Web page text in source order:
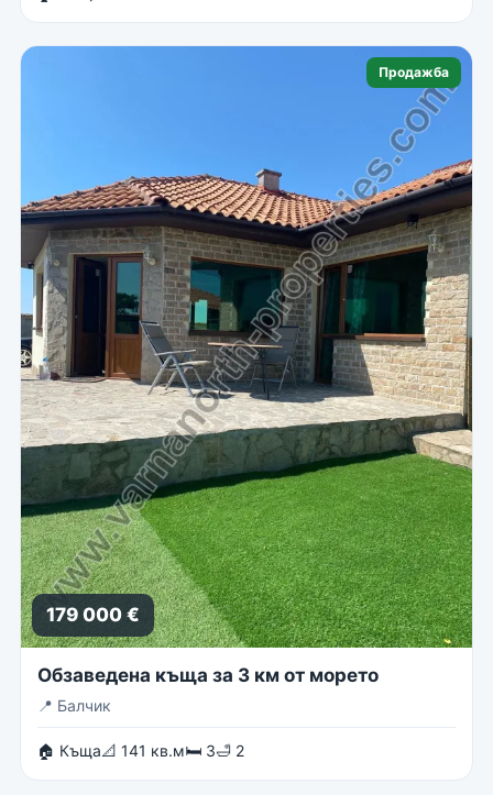
Продажба
179 000 €
Обзаведена къща за 3 км от морето
📍 Балчик
🏠 Къща📐 141 кв.м🛏 3🛁 2